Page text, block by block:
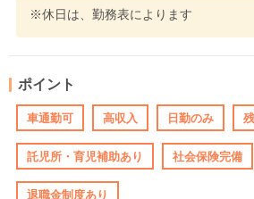
※休日は、勤務表によります
ポイント
車通勤可 高収入 日勤のみ
託児所・育児補助あり 社会保険完備
退職金制度あり